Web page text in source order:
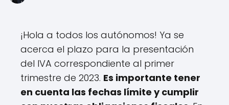
¡Hola a todos los autónomos! Ya se
acerca el plazo para la presentación
del IVA correspondiente al primer
trimestre de 2023. Es importante tener
en cuenta las fechas límite y cumplir